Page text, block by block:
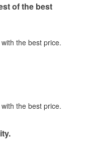
of the best
the best price.
the best price.